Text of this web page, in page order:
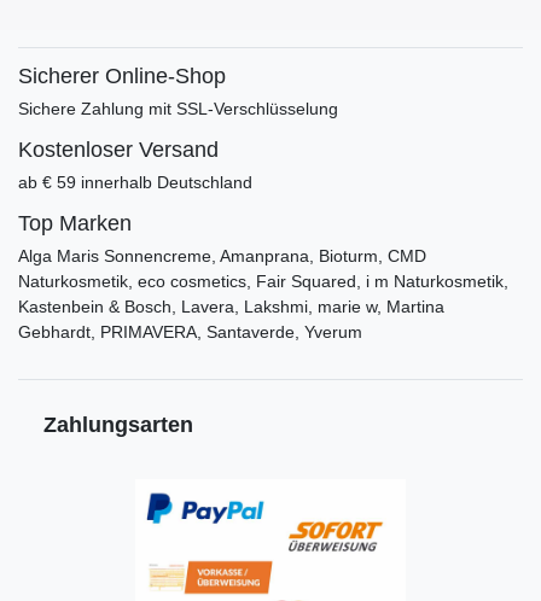
Sicherer Online-Shop
Sichere Zahlung mit SSL-Verschlüsselung
Kostenloser Versand
ab € 59 innerhalb Deutschland
Top Marken
Alga Maris Sonnencreme, Amanprana, Bioturm, CMD
Naturkosmetik, eco cosmetics, Fair Squared, i m Naturkosmetik,
Kastenbein & Bosch, Lavera, Lakshmi, marie w, Martina
Gebhardt, PRIMAVERA, Santaverde, Yverum
Zahlungsarten